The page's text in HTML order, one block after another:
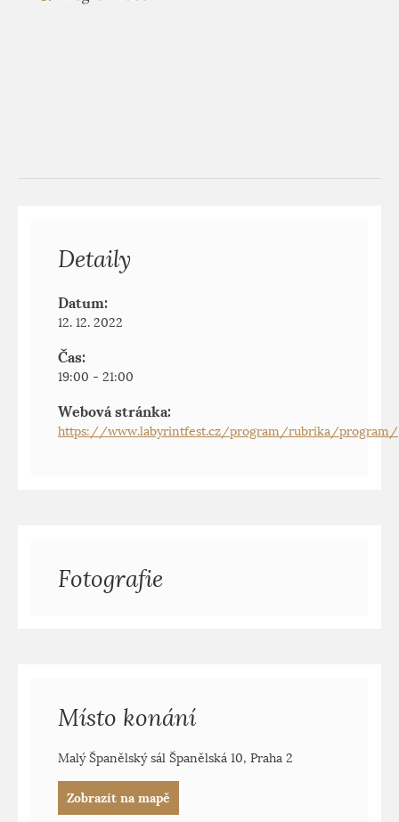
Detaily
Datum:
12. 12. 2022
Čas:
19:00 - 21:00
Webová stránka:
https://www.labyrintfest.cz/program/rubrika/program/
Fotografie
Místo konání
Malý Španělský sál Španělská 10, Praha 2
Zobrazit na mapě